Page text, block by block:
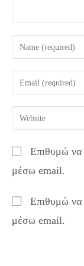
Enter
your
name
comment
Enter
your
email
address
comment
Enter
your
URL
(optional)
Επιθυμώ να
μέσω email.
Επιθυμώ να
μέσω email.